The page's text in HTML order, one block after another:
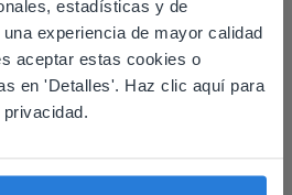
estadísticas y de
experiencia de mayor calidad
aceptar estas cookies o
en 'Detalles'. Haz clic aquí para
match
we think you might
website. There you'll
Español